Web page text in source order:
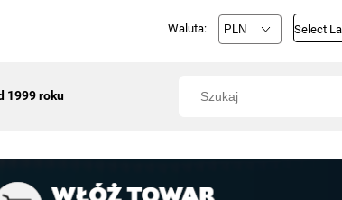
Waluta: Select
1999 roku